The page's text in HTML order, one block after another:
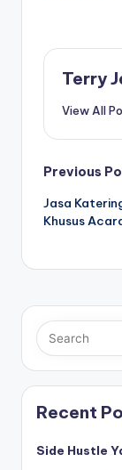
Terry
View All
Post
Previous
Jasa
Khusus
Recent
Side Hustle